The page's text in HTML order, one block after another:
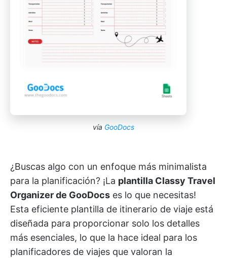
vía GooDocs
¿Buscas algo con un enfoque más minimalista
para la planificación? ¡La plantilla Classy Travel
Organizer de GooDocs es lo que necesitas!
Esta eficiente plantilla de itinerario de viaje está
diseñada para proporcionar solo los detalles
más esenciales, lo que la hace ideal para los
planificadores de viajes que valoran la